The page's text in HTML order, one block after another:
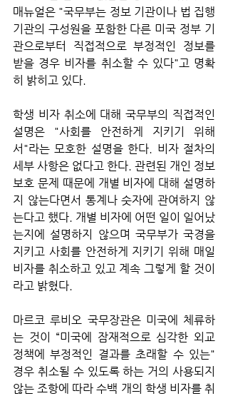
매뉴얼은 "국무부는 정보 기관이나 법 집행
기관의 구성원을 포함한 다른 미국 정부 기
관으로부터 직접적으로 부정적인 정보를
받을 경우 비자를 취소할 수 있다"고 명확
히 밝히고 있다.
학생 비자 취소에 대해 국무부의 직접적인
설명은 "사회를 안전하게 지키기 위해
서"라는 모호한 설명을 한다. 비자 절차의
세부 사항은 없다고 한다. 관련된 개인 정보
보호 문제 때문에 개별 비자에 대해 설명하
지 않는다면서 통계나 숫자에 관여하지 않
는다고 했다. 개별 비자에 어떤 일이 일어났
는지에 설명하지 않으며 국무부가 국경을
지키고 사회를 안전하게 지키기 위해 매일
비자를 취소하고 있고 계속 그렇게 할 것이
라고 밝혔다.
마르코 루비오 국무장관은 미국에 체류하
는 것이 “미국에 잠재적으로 심각한 외교
정책에 부정적인 결과를 초래할 수 있는"
경우 취소될 수 있도록 하는 거의 사용되지
않는 조항에 따라 수백 개의 학생 비자를 취